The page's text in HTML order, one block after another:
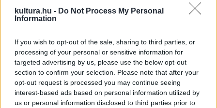
kultura.hu - Do Not Process My Personal
Information
If you wish to opt-out of the sale, sharing to third parties, or
processing of your personal or sensitive information for
targeted advertising by us, please use the below opt-out
section to confirm your selection. Please note that after your
opt-out request is processed you may continue seeing
interest-based ads based on personal information utilized by
us or personal information disclosed to third parties prior to
Grecsó Krisztián József Attila-díjas költő, író, újságíró,
dalszerző. Regényei megjelentek arabul, csehül, németül,
forgatókönyveket és több színdarabot, szövegkönyvet is
jegyez (Katona József Színház, Vígszínház). A Rájátszás
énekelt-vers alkotóműhely tagja, ismert zenekaroknak és
énekeseknek ír dalszövegeket.